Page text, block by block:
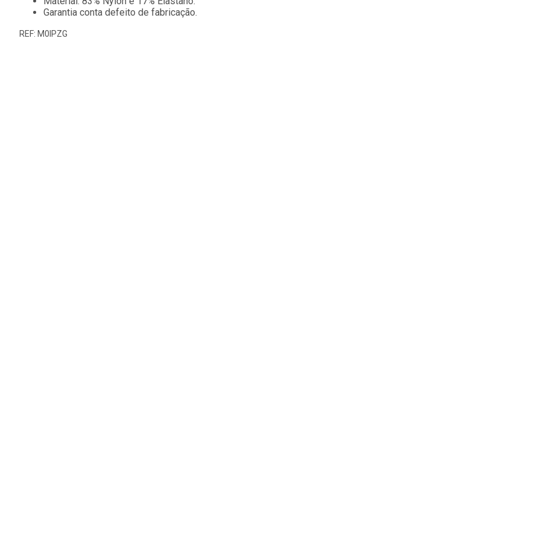
Garantia conta defeito de fabricação.
REF: M0IPZG